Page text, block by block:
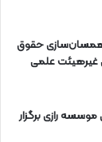
حقوق
غیرهیئت علمی
رازی برگزار